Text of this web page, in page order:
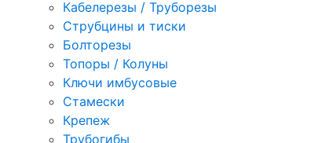
Кабелерезы / Труборезы
Струбцины и тиски
Болторезы
Топоры / Колуны
Ключи имбусовые
Стамески
Крепеж
Трубогибы